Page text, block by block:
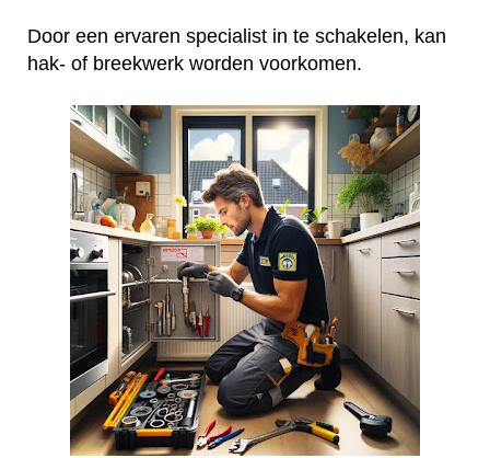
Door een ervaren specialist in te schakelen, kan
hak- of breekwerk worden voorkomen.